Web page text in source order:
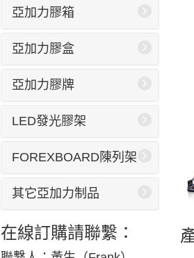
亞加力膠箱
亞加力膠盒
亞加力膠牌
LED發光膠架
FOREXBOARD陳列架
其它亞加力制品
在線訂購請聯繫：